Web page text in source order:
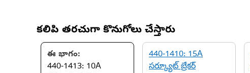
కలిపి తరచుగా కొనుగోలు చేస్తారు
ఈ భాగం:
440-1413: 10A
440-1410: 15A
సర్క్యూట్ బ్రేకర్